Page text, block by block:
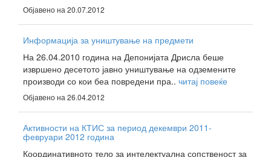
Објавено на 20.07.2012
Информација за уништување на предмети
На 26.04.2010 година на Депонијата Дрисла беше
извршено десетото јавно уништување на одземените
производи со кои беа повредени пра.. читај повеќе
Објавено на 26.04.2012
Активности на КТИС за период декември 2011-
февруари 2012 година
Координативното тело за интелектуална сопственост за